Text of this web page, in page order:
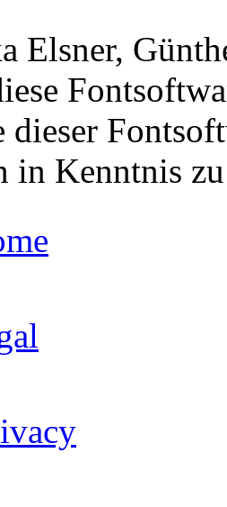
Elsner,
dieser
in Kenntnis zu